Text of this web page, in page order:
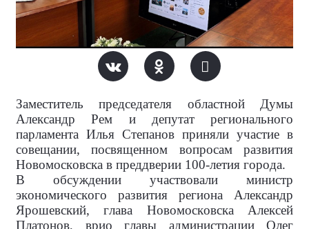
Заместитель председателя областной Думы
Александр Рем и депутат регионального
парламента Илья Степанов приняли участие в
совещании, посвященном вопросам развития
Новомосковска в преддверии 100-летия города.
В обсуждении участвовали министр
экономического развития региона Александр
Ярошевский, глава Новомосковска Алексей
Платонов, врио главы администрации Олег